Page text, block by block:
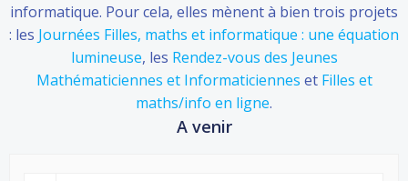
informatique. Pour cela, elles mènent à bien trois projets
: les Journées Filles, maths et informatique : une équation
lumineuse, les Rendez-vous des Jeunes
Mathématiciennes et Informaticiennes et Filles et
maths/info en ligne.
A venir